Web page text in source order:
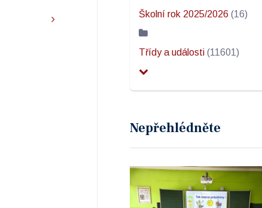
Školní rok 2025/2026 (16)
Třídy a události (11601)
Nepřehlédněte